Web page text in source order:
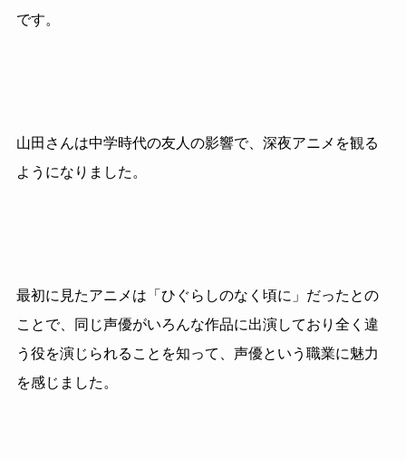
です。
山田さんは中学時代の友人の影響で、深夜アニメを観る
ようになりました。
最初に見たアニメは「ひぐらしのなく頃に」だったとの
ことで、同じ声優がいろんな作品に出演しており全く違
う役を演じられることを知って、声優という職業に魅力
を感じました。